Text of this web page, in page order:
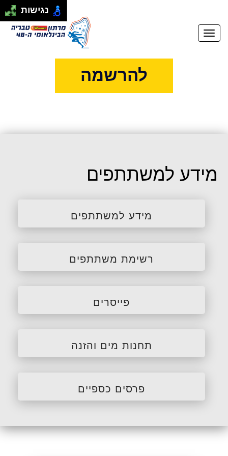
התחבר | הרשם
להרשמה
מידע למשתתפים
מידע למשתתפים
רשימת משתתפים
פייסרים
תחנות מים והזנה
פרסים כספיים
נגישות